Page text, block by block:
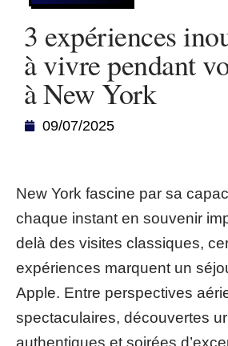
3 expériences
à vivre pendant
à New York
09/07/2025
New York fascine par sa
chaque instant en souvenir
delà des visites classiques,
expériences marquent un
Apple. Entre perspectives
spectaculaires, découvertes
authentiques et soirées